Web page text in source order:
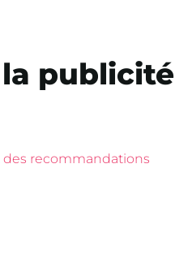
publicité
des recommandations